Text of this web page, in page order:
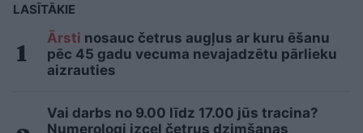
LASĪTĀKIE
Ārsti nosauc četrus augļus ar kuru ēšanu
pēc 45 gadu vecuma nevajadzētu pārlieku
aizrauties
Vai darbs no 9.00 līdz 17.00 jūs tracina?
Numerologi izceļ četrus dzimšanas